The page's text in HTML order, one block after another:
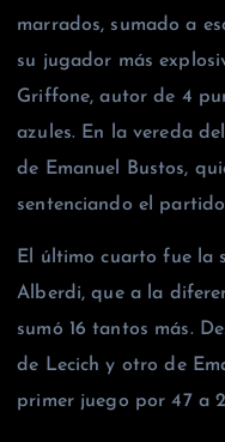
marrados, sumado a
su jugador más
Griffone, autor de 4
azules. En la vereda
de Emanuel Bustos,
sentenciando el
El último cuarto fue la
Alberdi, que a la
sumó 16 tantos más.
de Lecich y otro de
primer juego por 47 a